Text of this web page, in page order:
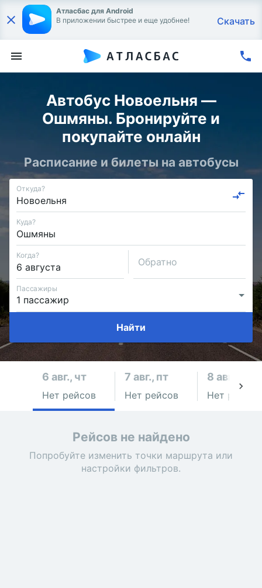
Атласбас для Android
В приложении быстрее и еще удобнее!
Скачать
Автобус Новоельня —
Ошмяны. Бронируйте и
покупайте онлайн
Расписание и билеты на автобусы
Откуда?
Куда?
Когда?
Обратно
Пассажиры
Найти
6 авг., чт
Нет рейсов
7 авг., пт
Нет рейсов
8 авг., сб
Нет рейсов
Рейсов не найдено
Попробуйте изменить точки маршрута или
настройки фильтров.